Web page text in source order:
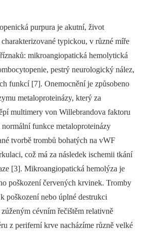
purpura je akutní, život
typickou, v různé míře
mikroangiopatická hemolytická
pestrý neurologický nález,
funkcí [7]. Onemocnění je způsobeno
metaloproteinázy, který za
multimery von Willebrandova faktoru
funkce metaloproteinázy
tvorbě trombů bohatých na vWF
což má za následek ischemii tkání
[3]. Mikroangiopatická hemolýza je
poškození červených krvinek. Tromby
poškození nebo úplné destrukci
cévním řečištěm relativně
z periferní krve nacházíme různě velké